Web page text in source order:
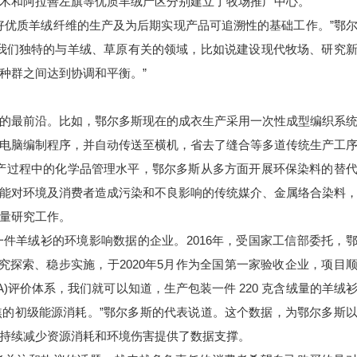
质羊绒纤维的生产及为后期实现产品可追溯性的基础工作。”鄂
独特的与羊绒、草原有关的领域，比如说建设现代牧场、研究
群之间达到协调和平衡。”
最前沿。比如，鄂尔多斯现在的成衣生产采用一次性成型编织系
脑编制程序，并自动传送至横机，省去了缝合等多道传统生产工
程中的化学品管理水平，鄂尔多斯从多方面开展环保染料的替
对环境及消费者造成污染和不良影响的传统媒介、金属络合染料
研究工作。
羊绒衫的环境影响数据的企业。2016年，受国家工信部委托，
索、稳步实施，于2020年5月作为全国第一家验收企业，项目
价体系，我们就可以知道，生产包装一件 220 克含绒量的羊绒
初级能源消耗。”鄂尔多斯的代表说道。这个数据，为鄂尔多斯
减少资源消耗和环境伤害提供了数据支撑。